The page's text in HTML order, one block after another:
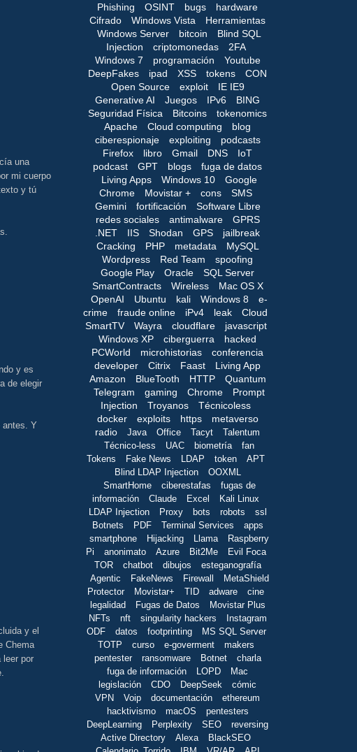
una
mi cuerpo
y tú
y es
de elegir
antes. Y
y el
Chema
leer por
Phishing
OSINT bugs
hardware
Cifrado
Windows Vista
Herramientas
Windows Server
bitcoin
Blind SQL
Injection
criptomonedas
2FA
Windows 7
programación
Youtube
DeepFakes
ipad XSS tokens
CON
Open Source
exploit
IE IE9
Generative AI
Juegos IPv6
BING
Seguridad Física
Bitcoins
tokenomics
Apache
Cloud computing
blog
ciberespionaje
exploiting
podcasts
Firefox
libro Gmail DNS
IoT
podcast
GPT blogs
fuga de datos
Living Apps
Windows 10
Google
Chrome
Movistar + cons
SMS
Gemini
fortificación
Software Libre
redes sociales
antimalware
GPRS
.NET
IIS Shodan GPS
jailbreak
Cracking
PHP metadata
MySQL
Wordpress
Red Team
spoofing
Google Play
Oracle
SQL Server
SmartContracts
Wireless
Mac OS X
OpenAI
Ubuntu kali Windows 8
e-
crime
fraude online iPv4 leak
Cloud
SmartTV
Wayra cloudflare
javascript
Windows XP
ciberguerra
hacked
PCWorld
microhistorias
conferencia
developer
Citrix Faast
Living App
Amazon
BlueTooth HTTP
Quantum
Telegram
gaming Chrome
Prompt
Injection
Troyanos
Técnicoless
docker
exploits https
metaverso
radio
Java Office Tacyt
Talentum
Técnico-less
UAC biometría
fan
Tokens
Fake News LDAP token
APT
Blind LDAP Injection
OOXML
SmartHome
ciberestafas
fugas de
información
Claude Excel
Kali Linux
LDAP Injection
Proxy bots robots
ssl
Botnets
PDF Terminal Services
apps
smartphone
Hijacking Llama
Raspberry
Pi
anonimato Azure Bit2Me
Evil Foca
TOR
chatbot dibujos
esteganografía
Agentic
FakeNews Firewall
MetaShield
Protector
Movistar+ TID adware
cine
legalidad
Fugas de Datos
Movistar Plus
NFTs
nft singularity hackers
Instagram
ODF
datos footprinting
MS SQL Server
TOTP
curso e-goverment
makers
pentester
ransomware Botnet
charla
fuga de información
LOPD
Mac
legislación
CDO DeepSeek
cómic
VPN
Voip documentación
ethereum
hacktivismo
macOS
pentesters
DeepLearning
Perplexity SEO
reversing
Active Directory
Alexa
BlackSEO